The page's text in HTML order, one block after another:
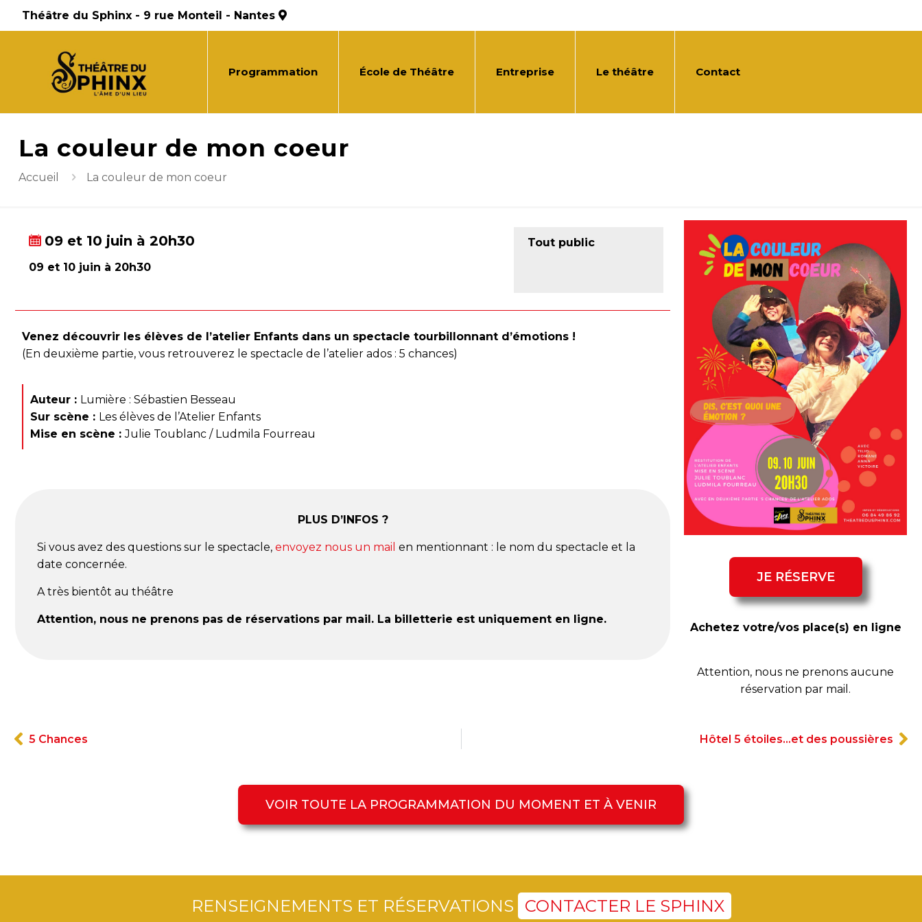
Théâtre du Sphinx - 9 rue Monteil - Nantes
Programmation École de Théâtre Entreprise Le théâtre Contact
La couleur de mon coeur
Accueil La couleur de mon coeur
09 et 10 juin à 20h30
09 et 10 juin à 20h30
Tout public
Venez découvrir les élèves de l’atelier Enfants dans un spectacle tourbillonnant d’émotions !
(En deuxième partie, vous retrouverez le spectacle de l’atelier ados : 5 chances)
Auteur : Lumière : Sébastien Besseau
Sur scène : Les élèves de l’Atelier Enfants
Mise en scène :Julie Toublanc / Ludmila Fourreau
PLUS D’INFOS ?
Si vous avez des questions sur le spectacle, envoyez nous un mail en mentionnant : le nom du spectacle et la
date concernée.
A très bientôt au théâtre
Attention, nous ne prenons pas de réservations par mail. La billetterie est uniquement en ligne.
JE RÉSERVE
Achetez votre/vos place(s) en ligne
Attention, nous ne prenons aucune
réservation par mail.
5 Chances Hôtel 5 étoiles…et des poussières
VOIR TOUTE LA PROGRAMMATION DU MOMENT ET À VENIR
RENSEIGNEMENTS ET RÉSERVATIONS CONTACTER LE SPHINX